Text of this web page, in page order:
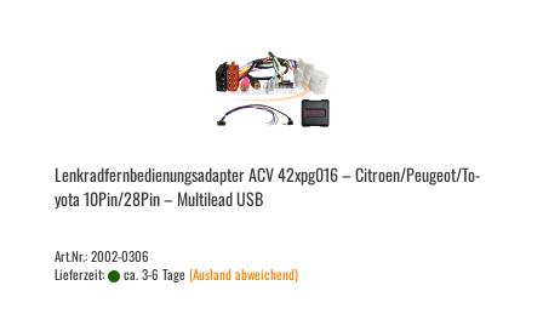
Lenk­rad­fern­be­die­nungs­ad­ap­ter ACV 42xpg016 – Ci­tro­en/Peu­geot/To­
yo­ta 10Pin/28Pin – Mul­ti­lead USB
Art.Nr.: 2002-0306
Lieferzeit:
ca. 3-6 Tage(Ausland abweichend)